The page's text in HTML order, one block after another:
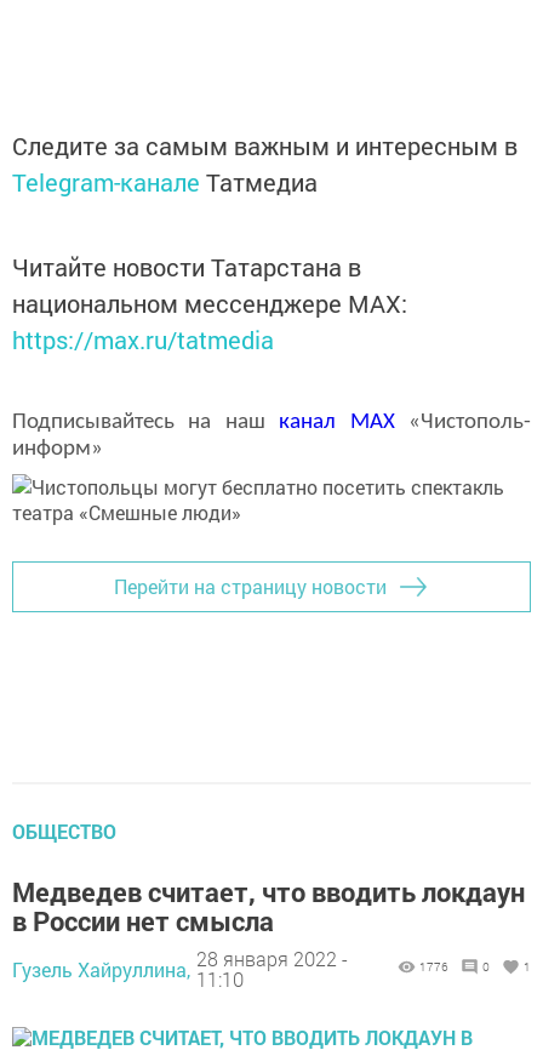
Следите за самым важным и интересным в
Telegram-канале Татмедиа
Читайте новости Татарстана в
национальном мессенджере MАХ:
https://max.ru/tatmedia
Подписывайтесь на наш канал MAX«Чистополь-
информ»
Перейти на страницу новости
ОБЩЕСТВО
Медведев считает, что вводить локдаун
в России нет смысла
Гузель Хайруллина, 28 января 2022 -
11:10
1776 0 1